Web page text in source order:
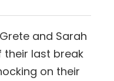
and Sarah
last break
on their